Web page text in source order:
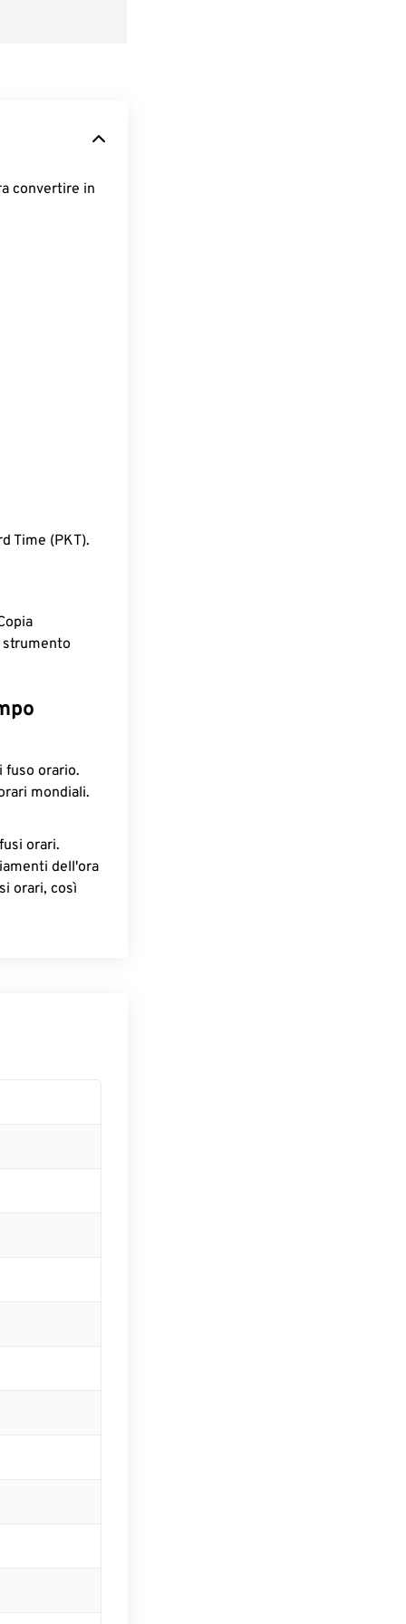
convertire in
Time (PKT).
strumento
fuso orario.
mondiali.
orari.
dell'ora
orari, così